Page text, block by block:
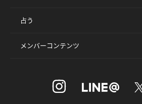
占う
メンバーコンテンツ